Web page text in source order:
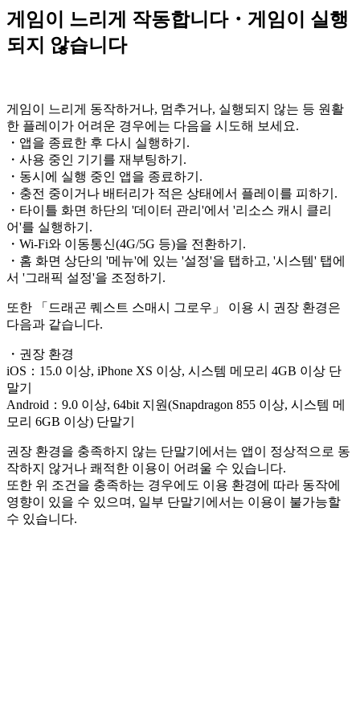
게임이 느리게 작동합니다・게임이 실행
되지 않습니다
게임이 느리게 동작하거나, 멈추거나, 실행되지 않는 등 원활
한 플레이가 어려운 경우에는 다음을 시도해 보세요.
・앱을 종료한 후 다시 실행하기.
・사용 중인 기기를 재부팅하기.
・동시에 실행 중인 앱을 종료하기.
・충전 중이거나 배터리가 적은 상태에서 플레이를 피하기.
・타이틀 화면 하단의 '데이터 관리'에서 '리소스 캐시 클리
어'를 실행하기.
・Wi-Fi와 이동통신(4G/5G 등)을 전환하기.
・홈 화면 상단의 '메뉴'에 있는 '설정'을 탭하고, '시스템' 탭에
서 '그래픽 설정'을 조정하기.
또한 「드래곤 퀘스트 스매시 그로우」 이용 시 권장 환경은
다음과 같습니다.
・권장 환경
iOS：15.0 이상, iPhone XS 이상, 시스템 메모리 4GB 이상 단
말기
Android：9.0 이상, 64bit 지원(Snapdragon 855 이상, 시스템 메
모리 6GB 이상) 단말기
권장 환경을 충족하지 않는 단말기에서는 앱이 정상적으로 동
작하지 않거나 쾌적한 이용이 어려울 수 있습니다.
또한 위 조건을 충족하는 경우에도 이용 환경에 따라 동작에
영향이 있을 수 있으며, 일부 단말기에서는 이용이 불가능할
수 있습니다.